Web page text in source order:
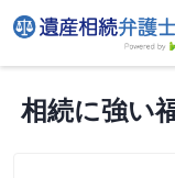
相続に強い